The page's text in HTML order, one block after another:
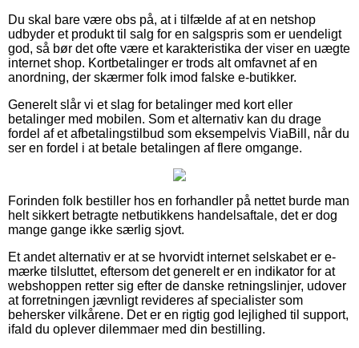
Du skal bare være obs på, at i tilfælde af at en netshop
udbyder et produkt til salg for en salgspris som er uendeligt
god, så bør det ofte være et karakteristika der viser en uægte
internet shop. Kortbetalinger er trods alt omfavnet af en
anordning, der skærmer folk imod falske e-butikker.
Generelt slår vi et slag for betalinger med kort eller
betalinger med mobilen. Som et alternativ kan du drage
fordel af et afbetalingstilbud som eksempelvis ViaBill, når du
ser en fordel i at betale betalingen af flere omgange.
Forinden folk bestiller hos en forhandler på nettet burde man
helt sikkert betragte netbutikkens handelsaftale, det er dog
mange gange ikke særlig sjovt.
Et andet alternativ er at se hvorvidt internet selskabet er e-
mærke tilsluttet, eftersom det generelt er en indikator for at
webshoppen retter sig efter de danske retningslinjer, udover
at forretningen jævnligt revideres af specialister som
behersker vilkårene. Det er en rigtig god lejlighed til support,
ifald du oplever dilemmaer med din bestilling.